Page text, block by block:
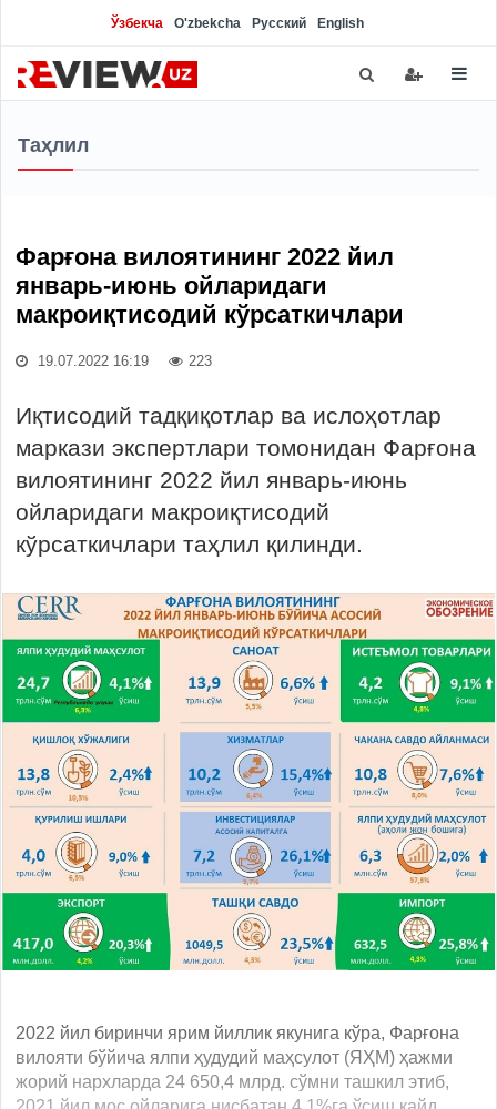
Ўзбекча O'zbekcha Русский English
Таҳлил
Фарғона вилоятининг 2022 йил
январь-июнь ойларидаги
макроиқтисодий кўрсаткичлари
19.07.2022 16:19 223
Иқтисодий тадқиқотлар ва ислоҳотлар
маркази экспертлари томонидан Фарғона
вилоятининг 2022 йил январь-июнь
ойларидаги макроиқтисодий
кўрсаткичлари таҳлил қилинди.
2022 йил биринчи ярим йиллик якунига кўра, Фарғона
вилояти бўйича ялпи ҳудудий маҳсулот (ЯҲМ) ҳажми
жорий нархларда 24 650,4 млрд. сўмни ташкил этиб,